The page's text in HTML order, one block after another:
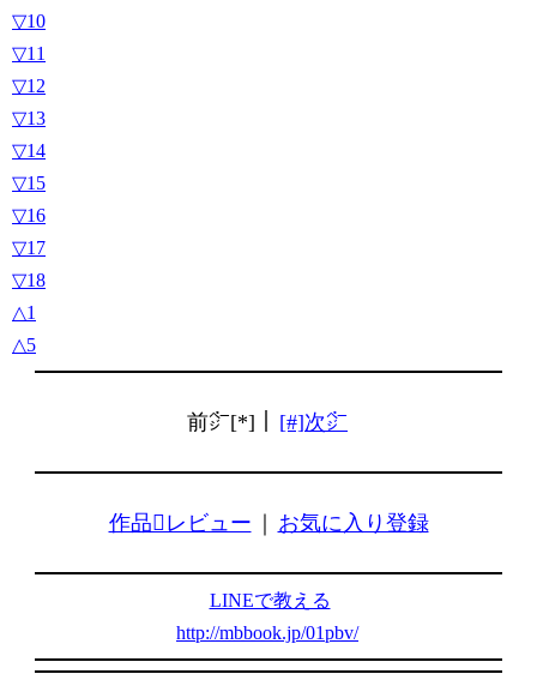
▽10
▽11
▽12
▽13
▽14
▽15
▽16
▽17
▽18
△1
△5
前㌻[*]｜ [#]次㌻
作品レビュー お気に入り登録
LINEで教える
http://mbbook.jp/01pbv/